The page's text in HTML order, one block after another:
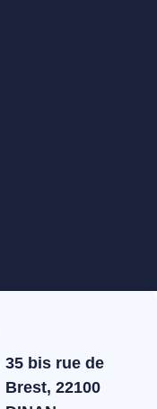
35 bis rue de
Brest, 22100